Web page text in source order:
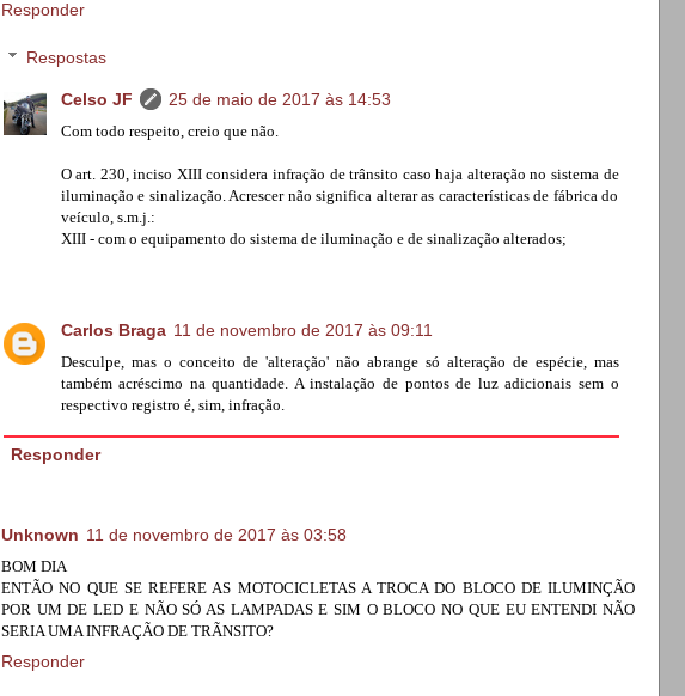
Responder
Respostas
Celso JF
25 de maio de 2017 às 14:53
Com todo respeito, creio que não.
O art. 230, inciso XIII considera infração de trânsito caso haja alteração no sistema de
iluminação e sinalização. Acrescer não significa alterar as características de fábrica do
veículo, s.m.j.:
XIII - com o equipamento do sistema de iluminação e de sinalização alterados;
Carlos Braga 11 de novembro de 2017 às 09:11
Desculpe, mas o conceito de 'alteração' não abrange só alteração de espécie, mas
também acréscimo na quantidade. A instalação de pontos de luz adicionais sem o
respectivo registro é, sim, infração.
Responder
Unknown 11 de novembro de 2017 às 03:58
BOM DIA
ENTÃO NO QUE SE REFERE AS MOTOCICLETAS A TROCA DO BLOCO DE ILUMINÇÃO
POR UM DE LED E NÃO SÓ AS LAMPADAS E SIM O BLOCO NO QUE EU ENTENDI NÃO
SERIA UMA INFRAÇÃO DE TRÃNSITO?
Responder